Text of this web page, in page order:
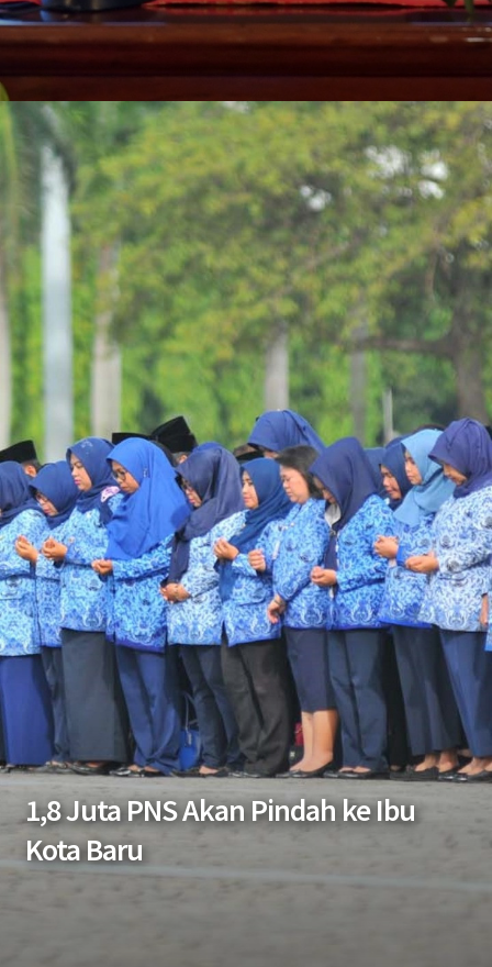
1,8 Juta PNS Akan Pindah ke Ibu
Kota Baru